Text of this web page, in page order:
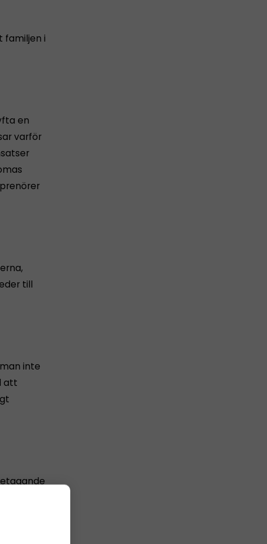
familjen i
en
varför
till
inte
att